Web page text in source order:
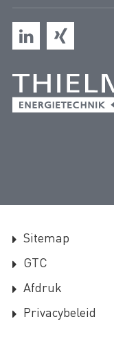
Zellengasfilter
DVGW-EU-Gas
Gas Filter VZF/
Sitemap
GTC
Afdruk
Privacybeleid